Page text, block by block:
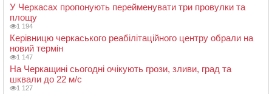
У Черкасах пропонують перейменувати три провулки та
площу
1 194
Керівницю черкаського реабілітаційного центру обрали на
новий термін
1 147
На Черкащині сьогодні очікують грози, зливи, град та
шквали до 22 м/с
1 127